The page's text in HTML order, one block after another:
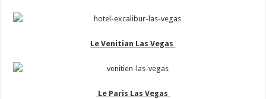
Le Venitian Las Vegas
Le Paris Las Vegas